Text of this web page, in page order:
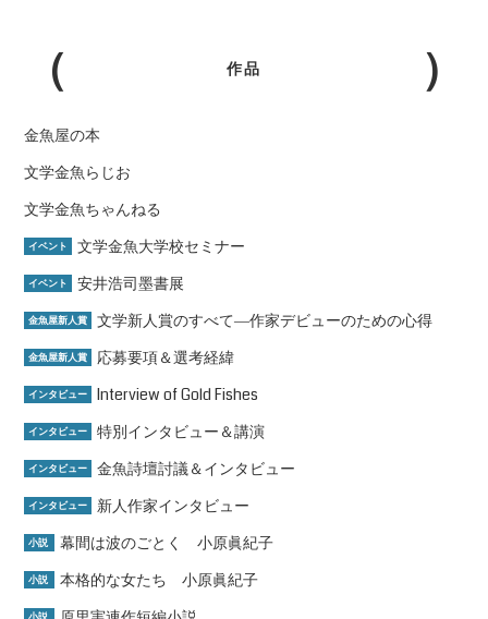
作品
金魚屋の本
文学金魚らじお
文学金魚ちゃんねる
イベント 文学金魚大学校セミナー
イベント 安井浩司墨書展
金魚屋新人賞 文学新人賞のすべて―作家デビューのための心得
金魚屋新人賞 応募要項＆選考経緯
インタビュー Interview of Gold Fishes
インタビュー 特別インタビュー＆講演
インタビュー 金魚詩壇討議＆インタビュー
インタビュー 新人作家インタビュー
小説 幕間は波のごとく 小原眞紀子
小説 本格的な女たち 小原眞紀子